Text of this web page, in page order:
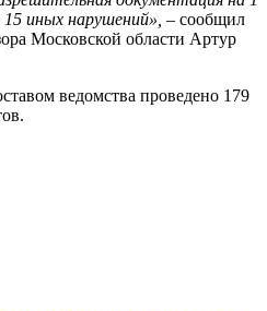
иных нарушений», – сообщил
Московской области Артур
ведомства проведено 179